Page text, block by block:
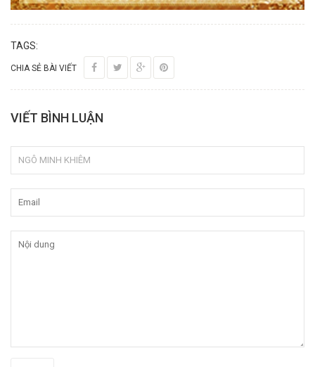
TAGS:
CHIA SẺ BÀI VIẾT
VIẾT BÌNH LUẬN